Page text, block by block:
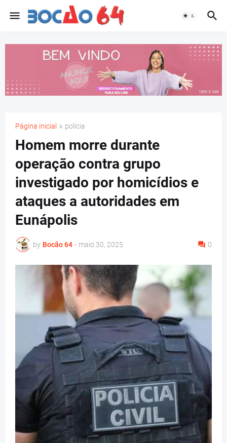
Página inicial polícia
Homem morre durante
operação contra grupo
investigado por homicídios e
ataques a autoridades em
Eunápolis
by Bocão 64 - maio 30, 2025 0